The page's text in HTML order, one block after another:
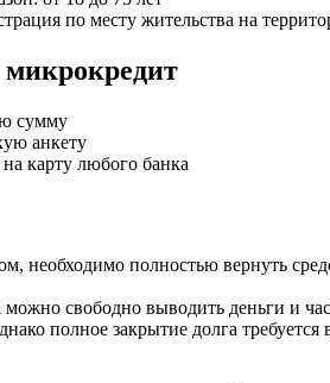
по месту жительства на
сумму
анкету
карту любого банка
необходимо полностью вернуть
можно свободно выводить деньги и
полное закрытие долга